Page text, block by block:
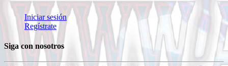
Iniciar sesión
Regístrate
Siga con nosotros